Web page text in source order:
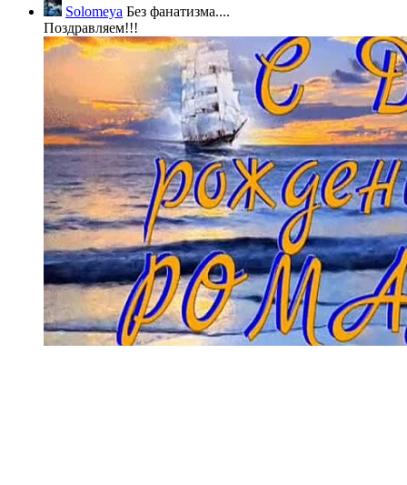
Solomeya Без фанатизма....
Поздравляем!!!